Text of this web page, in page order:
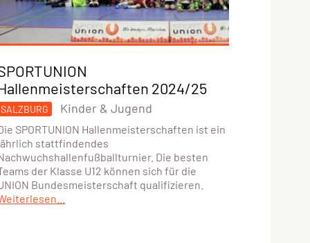
2024/25
SALZBURG Kinder & Jugend
SPORTUNION Hallenmeisterschaften ist ein
stattfindendes
Die besten
der Klasse U12 können sich für die
Bundesmeisterschaft qualifizieren.